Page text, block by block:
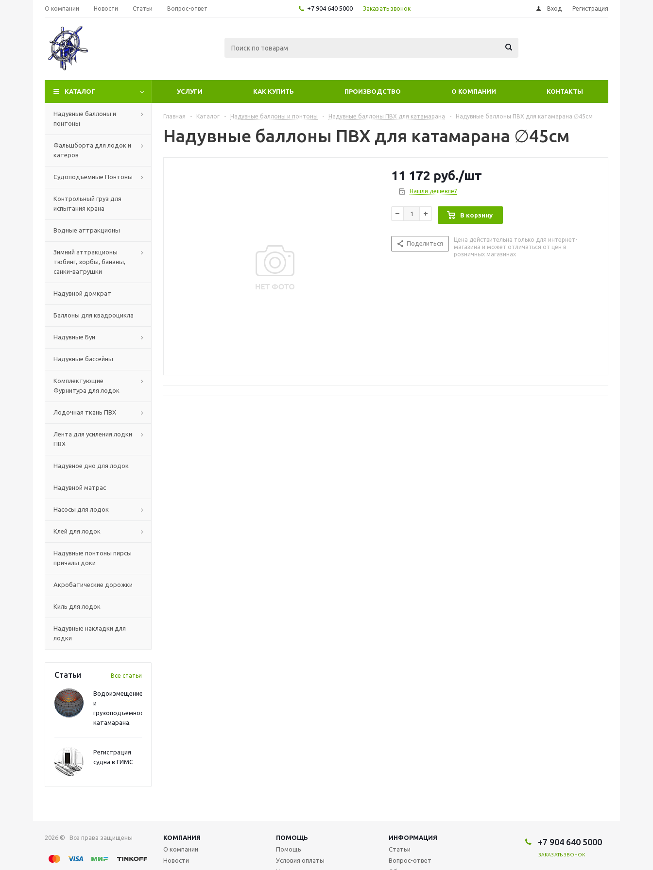
О компании Новости Статьи Вопрос-ответ +7 904 640 5000 Заказать звонок Вход Регистрация
КАТАЛОГ УСЛУГИ КАК КУПИТЬ ПРОИЗВОДСТВО О КОМПАНИИ КОНТАКТЫ
Надувные баллоны и
понтоны
Фальшборта для лодок и
катеров
Судоподъемные Понтоны
Контрольный груз для
испытания крана
Водные аттракционы
Зимний аттракционы
тюбинг, зорбы, бананы,
санки-ватрушки
Надувной домкрат
Баллоны для квадроцикла
Надувные Буи
Надувные бассейны
Комплектующие
Фурнитура для лодок
Лодочная ткань ПВХ
Лента для усиления лодки
ПВХ
Надувное дно для лодок
Надувной матрас
Насосы для лодок
Клей для лодок
Надувные понтоны пирсы
причалы доки
Акробатические дорожки
Киль для лодок
Надувные накладки для
лодки
Статьи Все статьи
Водоизмещение
и
грузоподъемность
катамарана.
Регистрация
судна в ГИМС
Главная - Каталог - Надувные баллоны и понтоны - Надувные баллоны ПВХ для катамарана - Надувные баллоны ПВХ для катамарана ∅45см
Надувные баллоны ПВХ для катамарана ∅45см
11 172 руб./шт
Нашли дешевле?
В корзину
Поделиться
Цена действительна только для интернет-
магазина и может отличаться от цен в
розничных магазинах
2026 © Все права защищены КОМПАНИЯ ПОМОЩЬ
ИНФОРМАЦИЯ
О компании
Новости
Помощь
Условия оплаты
Статьи
Вопрос-ответ
+7 904 640 5000
ЗАКАЗАТЬ ЗВОНОК